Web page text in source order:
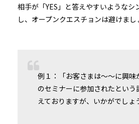
相手が「YES」と答えやすいようなシ
し、オープンクエスチョンは避けまし
例１：「お客さまは〜〜に興味
のセミナーに参加されたという
えておりますが、いかがでしょ